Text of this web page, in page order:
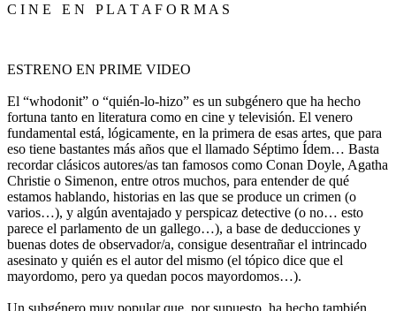
C I N E E N P L A T A F O R M A S
ESTRENO EN PRIME VIDEO
El “whodonit” o “quién-lo-hizo” es un subgénero que ha hecho
fortuna tanto en literatura como en cine y televisión. El venero
fundamental está, lógicamente, en la primera de esas artes, que para
eso tiene bastantes más años que el llamado Séptimo Ídem… Basta
recordar clásicos autores/as tan famosos como Conan Doyle, Agatha
Christie o Simenon, entre otros muchos, para entender de qué
estamos hablando, historias en las que se produce un crimen (o
varios…), y algún aventajado y perspicaz detective (o no… esto
parece el parlamento de un gallego…), a base de deducciones y
buenas dotes de observador/a, consigue desentrañar el intrincado
asesinato y quién es el autor del mismo (el tópico dice que el
mayordomo, pero ya quedan pocos mayordomos…).
Un subgénero muy popular que, por supuesto, ha hecho también